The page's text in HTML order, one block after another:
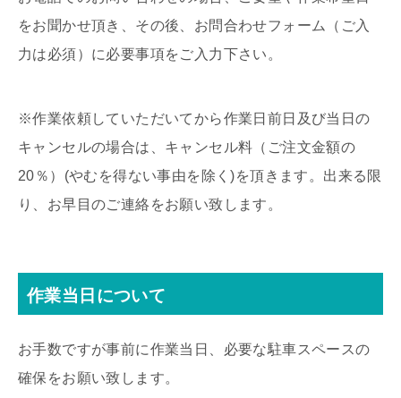
をお聞かせ頂き、その後、お問合わせフォーム（ご入
力は必須）に必要事項をご入力下さい。
※作業依頼していただいてから作業日前日及び当日の
キャンセルの場合は、キャンセル料（ご注文金額の
20％）(やむを得ない事由を除く)を頂きます。出来る限
り、お早目のご連絡をお願い致します。
作業当日について
お手数ですが事前に作業当日、必要な駐車スペースの
確保をお願い致します。